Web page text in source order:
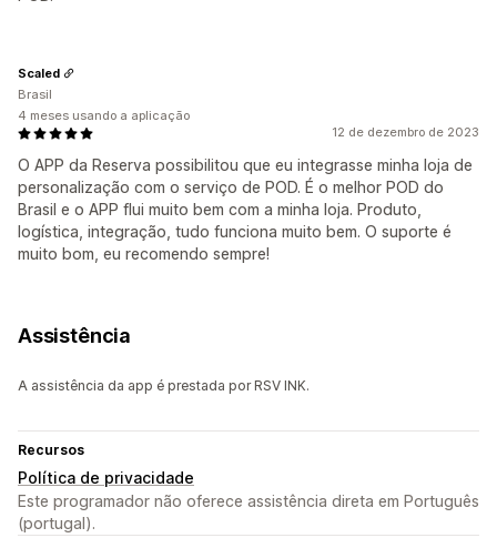
12 de dezembro de 2023
O APP da Reserva possibilitou que eu integrasse minha loja de
personalização com o serviço de POD. É o melhor POD do
Brasil e o APP flui muito bem com a minha loja. Produto,
logística, integração, tudo funciona muito bem. O suporte é
muito bom, eu recomendo sempre!
Scaled
Brasil
4 meses usando a aplicação
Assistência
A assistência da app é prestada por RSV INK.
Recursos
Política de privacidade
Este programador não oferece assistência direta em Português
(portugal).